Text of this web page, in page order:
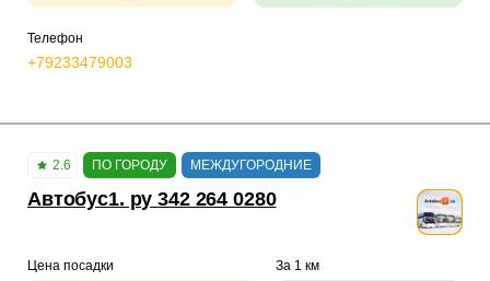
Телефон
+79233479003
2.6 ПО ГОРОДУ МЕЖДУГОРОДНИЕ
Автобус1. ру 342 264 0280
Цена посадки За 1 км